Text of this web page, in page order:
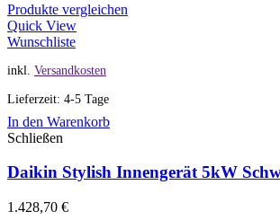
Produkte vergleichen
Quick View
Wunschliste
inkl. Versandkosten
Lieferzeit: 4-5 Tage
In den Warenkorb
Schließen
Daikin Stylish Innengerät 5kW
1.428,70 €